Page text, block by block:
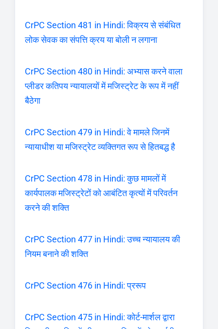
CrPC Section 481 in Hindi: विक्रय से संबंधित
लोक सेवक का संपत्ति क्रय या बोली न लगाना
CrPC Section 480 in Hindi: अभ्यास करने वाला
प्लीडर कतिपय न्यायालयों में मजिस्ट्रेट के रूप में नहीं
बैठेगा
CrPC Section 479 in Hindi: वे मामले जिनमें
न्यायाधीश या मजिस्ट्रेट व्यक्तिगत रूप से हितबद्ध है
CrPC Section 478 in Hindi: कुछ मामलों में
कार्यपालक मजिस्ट्रेटों को आबंटित कृत्यों में परिवर्तन
करने की शक्ति
CrPC Section 477 in Hindi: उच्च न्यायालय की
नियम बनाने की शक्ति
CrPC Section 476 in Hindi: प्ररूप
CrPC Section 475 in Hindi: कोर्ट-मार्शल द्वारा